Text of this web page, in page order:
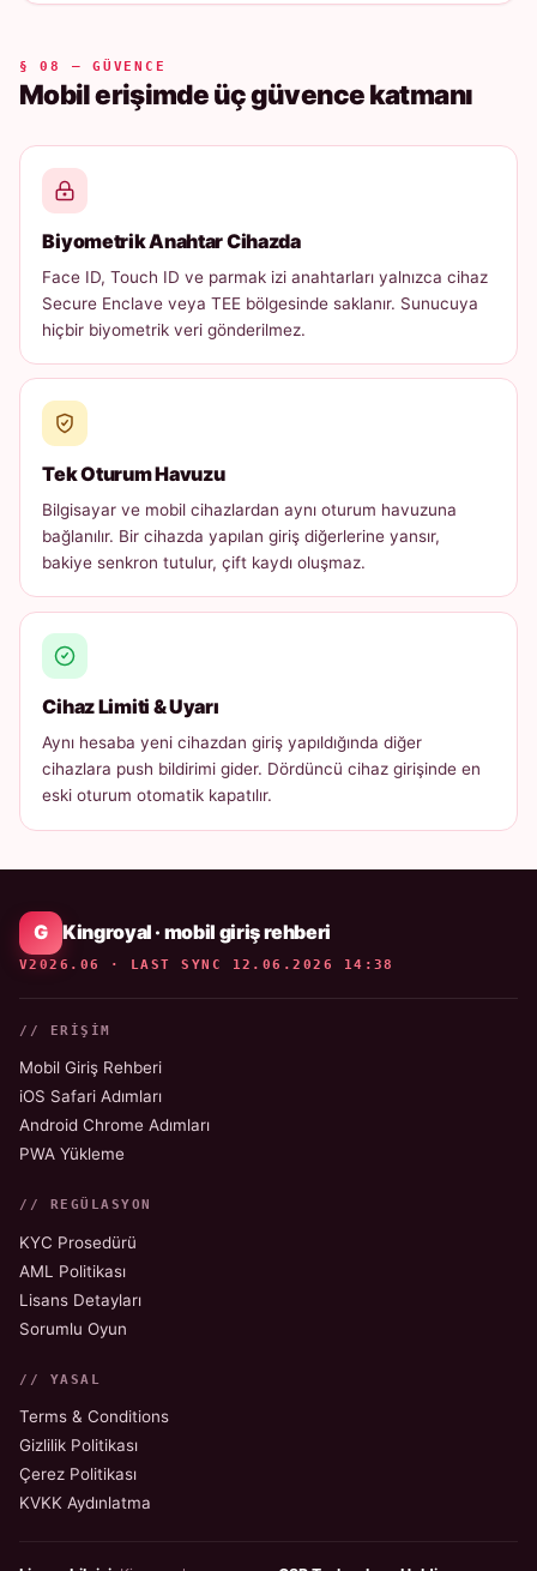
§ 08 — GÜVENCE
Mobil erişimde üç güvence katmanı
Biyometrik Anahtar Cihazda
Face ID, Touch ID ve parmak izi anahtarları yalnızca cihaz
Secure Enclave veya TEE bölgesinde saklanır. Sunucuya
hiçbir biyometrik veri gönderilmez.
Tek Oturum Havuzu
Bilgisayar ve mobil cihazlardan aynı oturum havuzuna
bağlanılır. Bir cihazda yapılan giriş diğerlerine yansır,
bakiye senkron tutulur, çift kaydı oluşmaz.
Cihaz Limiti & Uyarı
Aynı hesaba yeni cihazdan giriş yapıldığında diğer
cihazlara push bildirimi gider. Dördüncü cihaz girişinde en
eski oturum otomatik kapatılır.
Kingroyal · mobil giriş rehberi
V2026.06 · LAST SYNC 12.06.2026 14:38
// ERIŞIM
Mobil Giriş Rehberi
iOS Safari Adımları
Android Chrome Adımları
PWA Yükleme
// REGÜLASYON
KYC Prosedürü
AML Politikası
Lisans Detayları
Sorumlu Oyun
// YASAL
Terms & Conditions
Gizlilik Politikası
Çerez Politikası
KVKK Aydınlatma